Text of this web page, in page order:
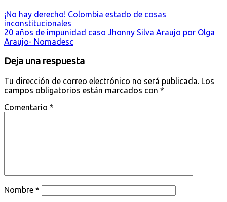
¡No hay derecho! Colombia estado de cosas
inconstitucionales
20 años de impunidad caso Jhonny Silva Araujo por Olga
Araujo- Nomadesc
Deja una respuesta
Tu dirección de correo electrónico no será publicada. Los
campos obligatorios están marcados con *
Comentario *
Nombre *